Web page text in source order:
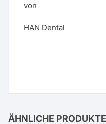
von
HAN Dental
ÄHNLICHE PRODUKTE